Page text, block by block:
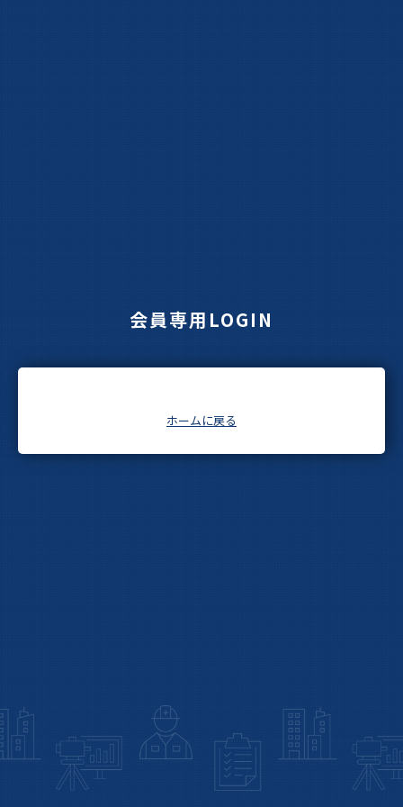
会員専用LOGIN
ホームに戻る